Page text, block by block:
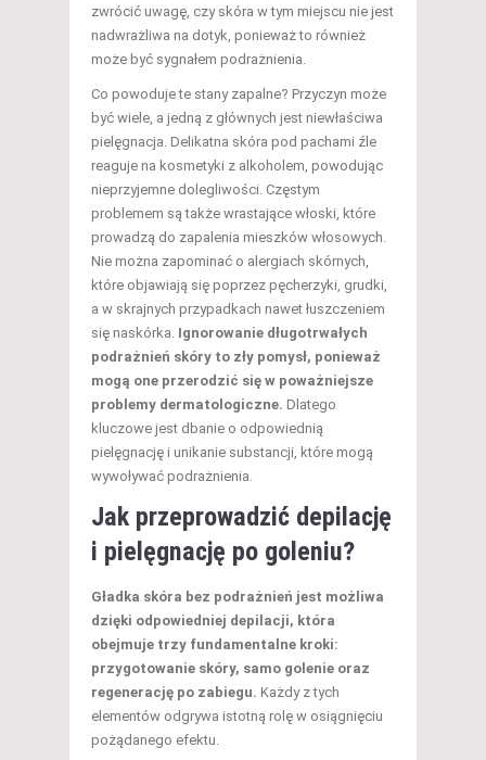
zwrócić uwagę, czy skóra w tym miejscu nie jest
nadwrażliwa na dotyk, ponieważ to również
może być sygnałem podrażnienia.
Co powoduje te stany zapalne? Przyczyn może
być wiele, a jedną z głównych jest niewłaściwa
pielęgnacja. Delikatna skóra pod pachami źle
reaguje na kosmetyki z alkoholem, powodując
nieprzyjemne dolegliwości. Częstym
problemem są także wrastające włoski, które
prowadzą do zapalenia mieszków włosowych.
Nie można zapominać o alergiach skórnych,
które objawiają się poprzez pęcherzyki, grudki,
a w skrajnych przypadkach nawet łuszczeniem
się naskórka. Ignorowanie długotrwałych
podrażnień skóry to zły pomysł, ponieważ
mogą one przerodzić się w poważniejsze
problemy dermatologiczne. Dlatego
kluczowe jest dbanie o odpowiednią
pielęgnację i unikanie substancji, które mogą
wywoływać podrażnienia.
Jak przeprowadzić depilację
i pielęgnację po goleniu?
Gładka skóra bez podrażnień jest możliwa
dzięki odpowiedniej depilacji, która
obejmuje trzy fundamentalne kroki:
przygotowanie skóry, samo golenie oraz
regenerację po zabiegu. Każdy z tych
elementów odgrywa istotną rolę w osiągnięciu
pożądanego efektu.